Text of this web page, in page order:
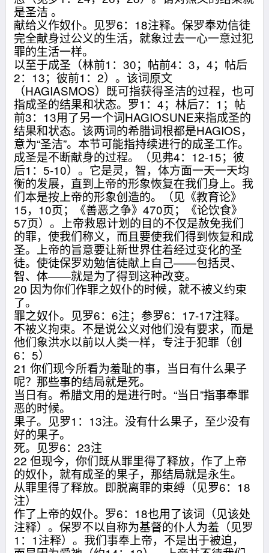
是圣洁 。
献给义作奴仆。见罗6：18注释。保罗奉劝信徒
完全献身过公义的生活，就象过去一心一意过犯
罪的生活一样。
以至于成圣（林前1：30；帖前4：3，4；帖后
2：13；彼前1：2）。该词原文
（HAGIASMOS）既可指获得圣洁的过程，也可
指成圣的结果和状态。罗1：4；林后7：1；帖
前3：13用了另一个词HAGIOSUNE来指成圣的
结果和状态。该两词的希腊词根都是HAGIOS，
意为“圣洁”。本节可能指持续进行的成圣工作。
成圣是不断献身的过程。（见弗4：12-15；彼
后1：5-10）。它是灵，智，体方面一天一天均
衡的发展，直到上帝的形象恢复在我们身上。我
们本是按上帝的形象创造的。（见《教育论》
15，10页；《善恶之争》470页；《论饮食》
57页）。上帝救恩计划的目的不仅是赦免我们
的罪，使我们称义，而且要使我们得到恢复和成
圣。上帝的旨意要让新世界住着经过变化的圣
徒。使徒保罗劝勉信徒献上自己——包括灵、
智、体——就是为了得到这种改变。
20 因为你们作罪之奴仆的时候，就不被义约束
了。
罪之奴仆。见罗6：6注；参罗6：17-17注释。
不被义拘束。不是说公义对他们没有要求，而是
他们象洪水以前以人类一样，专注于犯罪（创
6：5）
21 你们现今所看为羞耻的事，当日有什么果子
呢？那些事的结局就是死。
当日有。希腊文用的是进行时。“当日”指事奉罪
恶的时候。
果子。见罗1：13注。没有什么果子，至少没有
好的果子。
死。见罗6：23注
22 但现今，你们既从罪里得了释放，作了上帝
的奴仆，就有成圣的果子，那结局就是永生。
从罪里得了释放。即脱离罪的束缚（见罗6：18
注）
作了上帝的奴仆。罗6：18也用了该词（见该处
注释）。保罗不以自称为基督的仆人为羞（见罗
1：1注释）。我们事奉上帝，不是出于被迫，